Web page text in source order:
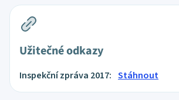
Užitečné odkazy
Inspekční zpráva 2017: Stáhnout